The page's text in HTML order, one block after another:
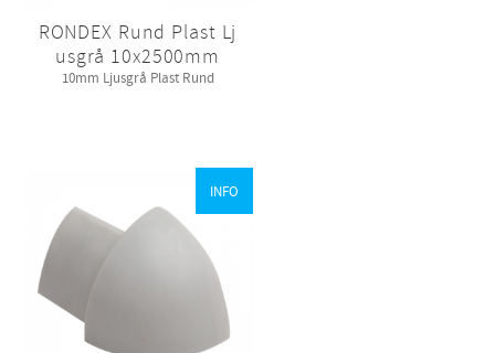
RONDEX Rund Plast Lj
usgrå 10x2500mm
​10mm Ljusgrå Plast Rund​
INFO